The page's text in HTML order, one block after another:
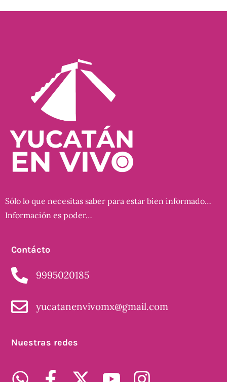
Sólo lo que necesitas saber para estar bien informado…
Información es poder…
Contácto
9995020185
yucatanenvivomx@gmail.com
Nuestras redes